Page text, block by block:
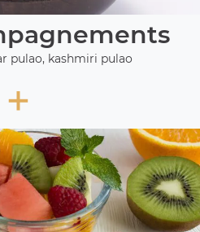
pulao, kashmiri pulao
+